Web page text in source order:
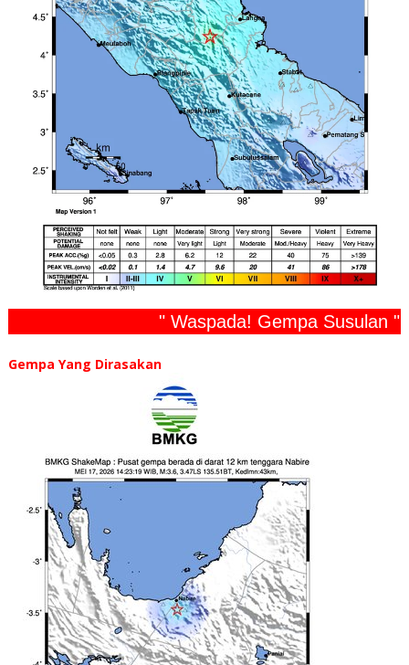
" Waspada! Gempa Susulan "
Gempa Yang Dirasakan